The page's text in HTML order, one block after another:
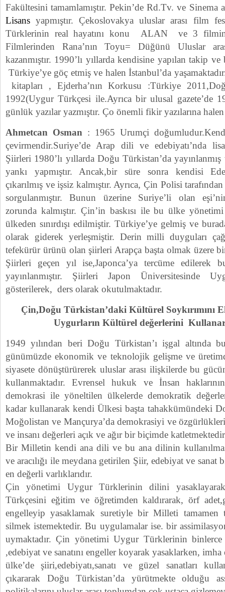
Fakültesini tamamlamıştır. Pekin’de Rd.Tv. ve Sinema
Lisans yapmıştır. Çekoslovakya uluslar arası film
Türklerinin real hayatını konu ALAN ve 3 filmin
Filmlerinden Rana’nın Toyu= Düğünü Uluslar
kazanmıştır. 1990’lı yıllarda kendisine yapılan takip ve
Türkiye’ye göç etmiş ve halen İstanbul’da
kitapları , Ejderha’nın Korkusu :Türkiye
1992(Uygur Türkçesi ile.Ayrıca bir ulusal gazete’de
günlük yazılar yazmıştır. Ço önemli fikir yazılarına
Ahmetcan Osman : 1965 Urumçi
çevirmendir.Suriye’de Arap dili ve edebiyatı’nda
Şiirleri 1980’lı yıllarda Doğu Türkistan’da
yankı yapmıştır. Ancak,bir süre sonra kendisi
çıkarılmış ve işsiz kalmıştır. Ayrıca, Çin Polisi
sorgulanmıştır. Bunun üzerine Suriye’li olan
zorunda kalmıştır. Çin’in baskısı ile bu ülke
ülkeden sınırdışı edilmiştir. Türkiye’ye gelmiş ve
olarak giderek yerleşmiştir. Derin milli duyguları
tefekürür ürünü olan şiirleri Arapça başta olmak üzere
Şiirleri geçen yıl ise,Japonca’ya tercüme edilerek
yayınlanmıştır. Şiirleri Japon Üniversitesinde
gösterilerek, ders olarak okutulmaktadır.
Çin,Doğu Türkistan’daki Kültürel Soykırımını
Uygurların Kültürel değerlerini
1949 yılından beri Doğu Türkistan’ı işgal altında
günümüzde ekonomik ve teknolojik gelişme ve
siyasete dönüştürürerek uluslar arası ilişkilerde bu
kullanmaktadır. Evrensel hukuk ve İnsan
demokrasi ile yöneltilen ülkelerde demokratik
kadar kullanarak kendi Ülkesi başta tahakkümündeki
Moğolistan ve Mançurya’da demokrasiyi ve
ve insanı değerleri açık ve ağır bir biçimde
Bir Milletin kendi ana dili ve bu ana dilinin
ve aracılığı ile meydana getirilen Şiir, edebiyat ve
en değerli varlıklarıdır.
Çin yönetimi Uygur Türklerinin dilini
Türkçesini eğitim ve öğretimden kaldırarak, örf
engelleyip yasaklamak suretiyle bir Milleti tamamen
silmek istemektedir. Bu uygulamalar ise. bir
uymaktadır. Çin yönetimi Uygur Türklerinin
,edebiyat ve sanatını engeller koyarak yasaklarken,
ülke’de şiiri,edebiyatı,sanatı ve güzel sanatları
çıkararak Doğu Türkistan’da yürütmekte olduğu